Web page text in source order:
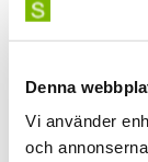
Denna
Vi använder
och
utbildad i
mental träning.
Fredrik är själv